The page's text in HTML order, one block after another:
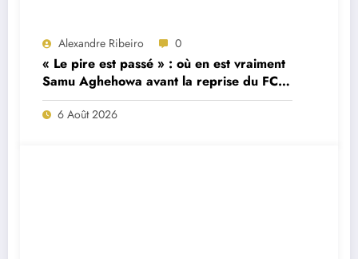
Alexandre Ribeiro 0
« Le pire est passé » : où en est vraiment
Samu Aghehowa avant la reprise du FC
Porto ?
6 Août 2026